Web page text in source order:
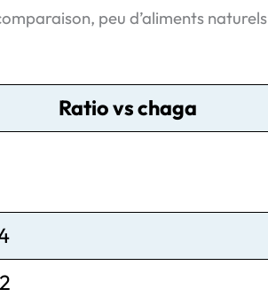
peu d’aliments naturels
Ratio vs chaga